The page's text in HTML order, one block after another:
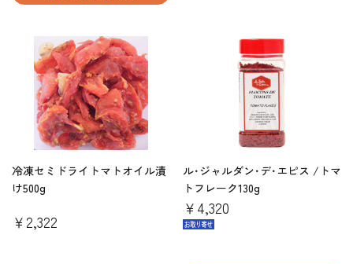
冷凍セミドライトマトオイル漬
け500g
￥2,322
ル･ジャルダン･デ･エピス /トマ
トフレーク130g
￥4,320